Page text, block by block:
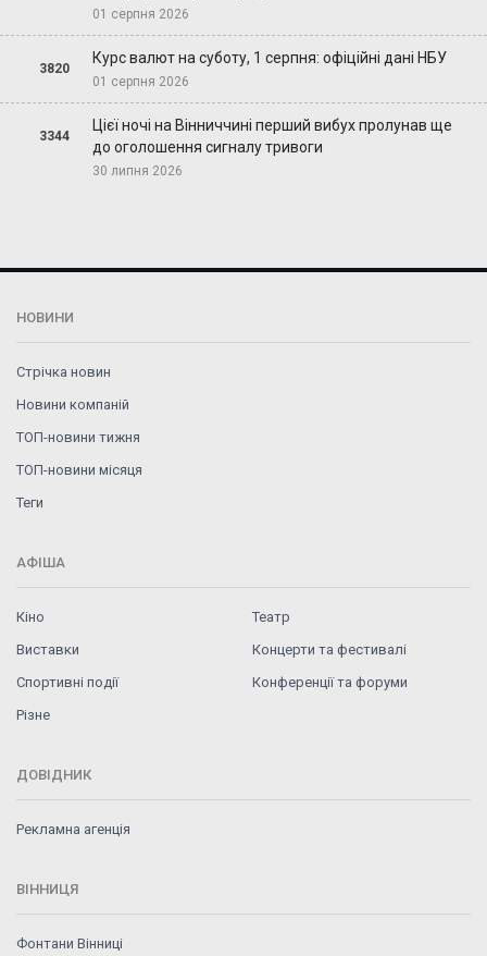
01 серпня 2026
3820
Курс валют на суботу, 1 серпня: офіційні дані НБУ
01 серпня 2026
3344
Цієї ночі на Вінниччині перший вибух пролунав ще
до оголошення сигналу тривоги
30 липня 2026
НОВИНИ
Стрічка новин
Новини компаній
ТОП-новини тижня
ТОП-новини місяця
Теги
АФІША
Кіно
Театр
Виставки
Концерти та фестивалі
Спортивні події
Конференції та форуми
Різне
ДОВІДНИК
Рекламна агенція
ВІННИЦЯ
Фонтани Вінниці